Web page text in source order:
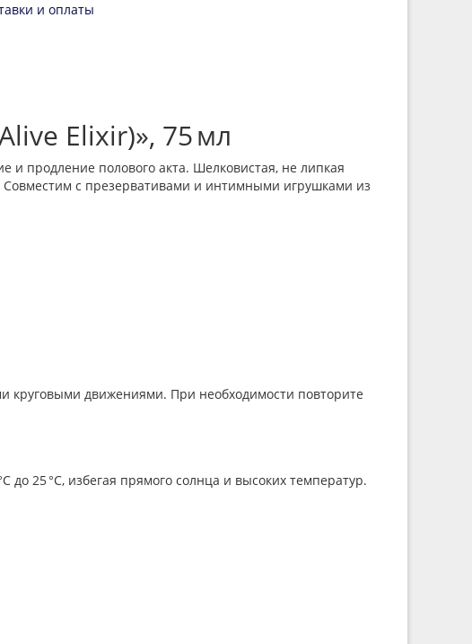
и оплаты
Elixir)», 75 мл
и продление полового акта. Шелковистая, не липкая
Совместим с презервативами и интимными игрушками из
круговыми движениями. При необходимости повторите
25 °C, избегая прямого солнца и высоких температур.